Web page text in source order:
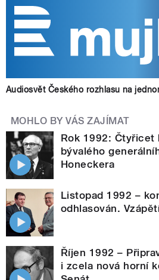
Audiosvět Českého rozhlasu na
MOHLO BY VÁS ZAJÍMAT
Rok 1992: Čtyřicet
bývalého
Honeckera
Listopad 1992 –
odhlasován.
Říjen 1992 –
i zcela nová horní